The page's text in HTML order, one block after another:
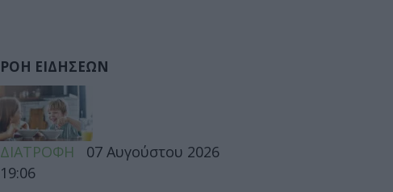
ΡΟΗ ΕΙΔΗΣΕΩΝ
ΔΙΑΤΡΟΦΗ
07 Αυγούστου 2026
19:06